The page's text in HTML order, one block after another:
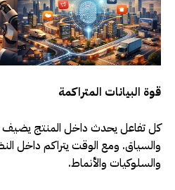
قوة البيانات المتراكمة
كل تفاعل يحدث داخل المنتج يضيف
والسياق. ومع الوقت يتراكم داخل
والسلوكيات والأنماط.